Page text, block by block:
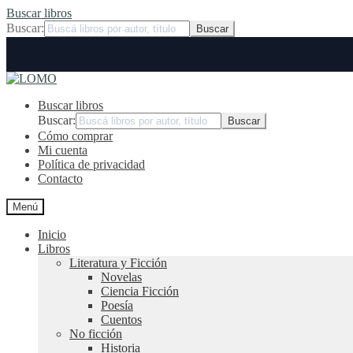
Buscar libros
Buscar:
Ir
navegación
Ir
contenidoBuscar libros
Buscar:
Cómo comprar
Mi cuenta
Política de privacidad
Contacto
Menú
Inicio
Libros
Literatura y Ficción
Novelas
Ciencia Ficción
Poesía
Cuentos
No ficción
Historia